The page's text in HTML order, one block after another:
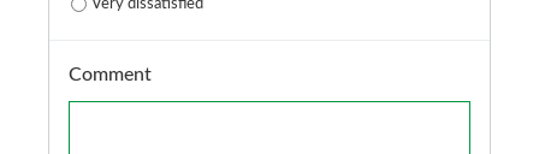
Very dissatisfied
Comment